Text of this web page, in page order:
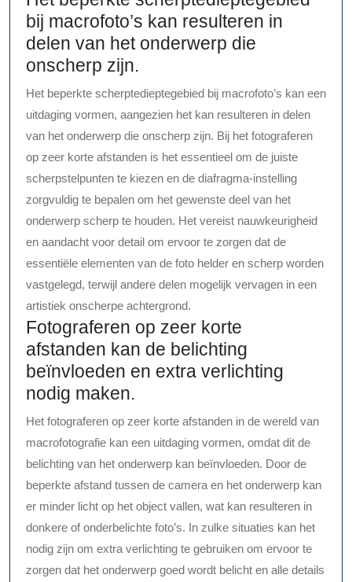
bij macrofoto’s kan resulteren in
delen van het onderwerp die
onscherp zijn.
Het beperkte scherptedieptegebied bij macrofoto’s kan een
uitdaging vormen, aangezien het kan resulteren in delen
van het onderwerp die onscherp zijn. Bij het fotograferen
op zeer korte afstanden is het essentieel om de juiste
scherpstelpunten te kiezen en de diafragma-instelling
zorgvuldig te bepalen om het gewenste deel van het
onderwerp scherp te houden. Het vereist nauwkeurigheid
en aandacht voor detail om ervoor te zorgen dat de
essentiële elementen van de foto helder en scherp worden
vastgelegd, terwijl andere delen mogelijk vervagen in een
artistiek onscherpe achtergrond.
Fotograferen op zeer korte
afstanden kan de belichting
beïnvloeden en extra verlichting
nodig maken.
Het fotograferen op zeer korte afstanden in de wereld van
macrofotografie kan een uitdaging vormen, omdat dit de
belichting van het onderwerp kan beïnvloeden. Door de
beperkte afstand tussen de camera en het onderwerp kan
er minder licht op het object vallen, wat kan resulteren in
donkere of onderbelichte foto’s. In zulke situaties kan het
nodig zijn om extra verlichting te gebruiken om ervoor te
zorgen dat het onderwerp goed wordt belicht en alle details